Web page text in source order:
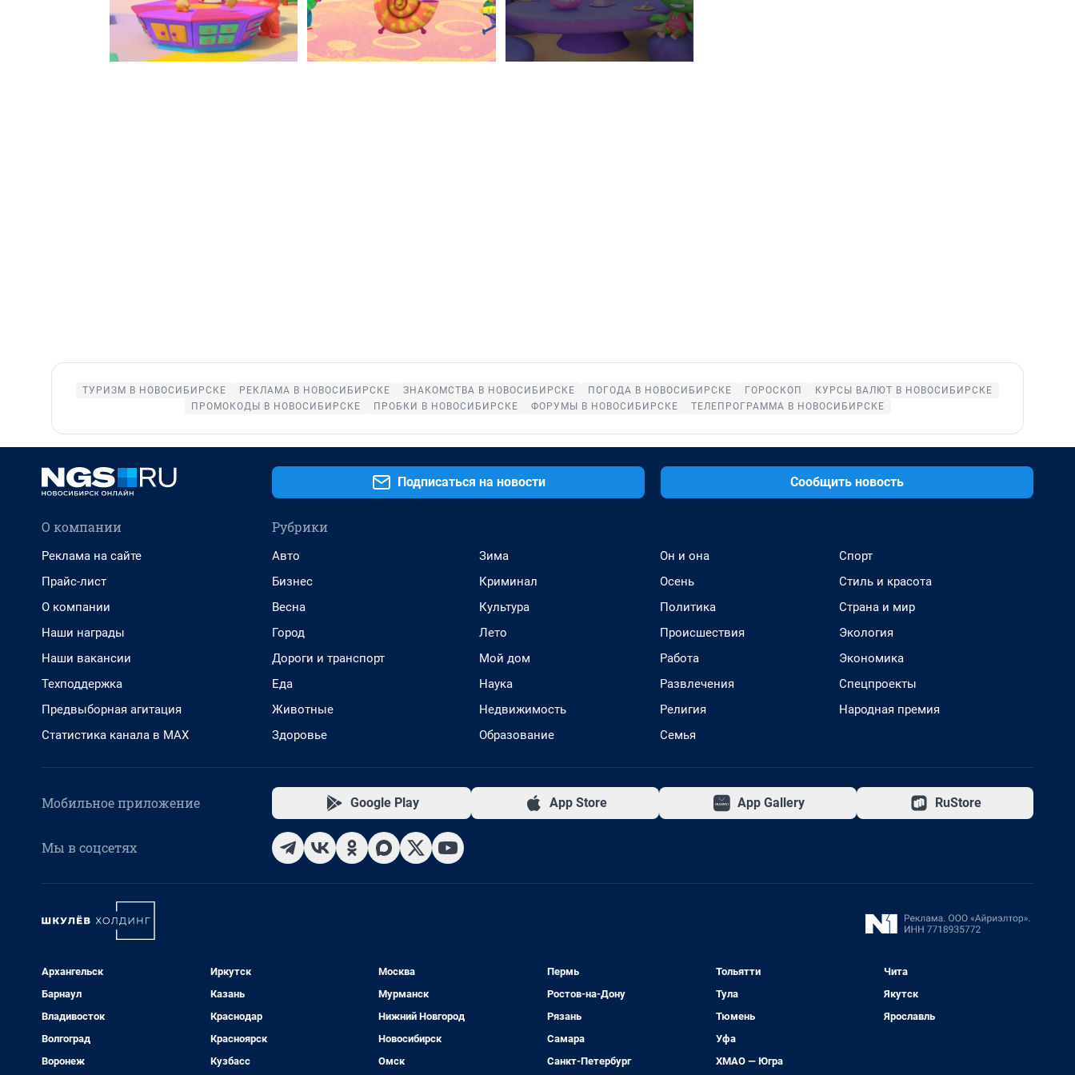
ТУРИЗМ В НОВОСИБИРСКЕ РЕКЛАМА В НОВОСИБИРСКЕ ЗНАКОМСТВА В НОВОСИБИРСКЕ ПОГОДА В НОВОСИБИРСКЕ ГОРОСКОП
КУРСЫ ВАЛЮТ В НОВОСИБИРСКЕ
ПРОМОКОДЫ В НОВОСИБИРСКЕ
ПРОБКИ В НОВОСИБИРСКЕ ФОРУМЫ В НОВОСИБИРСКЕ ТЕЛЕПРОГРАММА В НОВОСИБИРСКЕ
Подписаться на новости Сообщить новость
О компании
Реклама на сайте
Прайс-лист
О компании
Наши награды
Наши вакансии
Техподдержка
Предвыборная агитация
Статистика канала в MAX
Рубрики
Авто
Бизнес
Весна
Город
Дороги и транспорт
Еда
Животные
Здоровье
Зима
Криминал
Культура
Лето
Мой дом
Наука
Недвижимость
Образование
Он и она
Осень
Политика
Происшествия
Работа
Развлечения
Религия
Семья
Спорт
Стиль и красота
Страна и мир
Экология
Экономика
Спецпроекты
Народная премия
Мобильное приложение Google Play App Store App Gallery RuStore
Мы в соцсетях
Архангельск
Барнаул
Владивосток
Волгоград
Воронеж
Иркутск
Казань
Краснодар
Красноярск
Кузбасс
Москва
Мурманск
Нижний Новгород
Новосибирск
Омск
Пермь
Ростов-на-Дону
Рязань
Самара
Санкт-Петербург
Тольятти
Тула
Тюмень
Уфа
ХМАО — Югра
Чита
Якутск
Ярославль